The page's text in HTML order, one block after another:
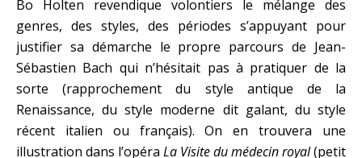
Bo Holten revendique volontiers le mélange des
genres, des styles, des périodes s’appuyant pour
justifier sa démarche le propre parcours de Jean-
Sébastien Bach qui n’hésitait pas à pratiquer de la
sorte (rapprochement du style antique de la
Renaissance, du style moderne dit galant, du style
récent italien ou français). On en trouvera une
illustration dans l’opéra La Visite du médecin royal(petit